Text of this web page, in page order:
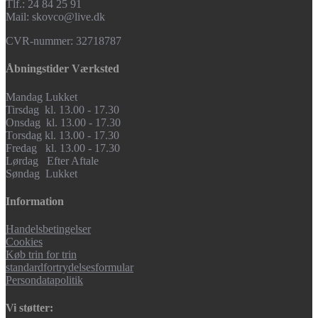
page
Tlf.: 24 84 25 91
Mail: skovco@live.dk
CVR-nummer: 32718787
Åbningstider Værksted
Mandag Lukket
Tirsdag kl. 13.00 - 17.30
Onsdag kl. 13.00 - 17.30
Torsdag kl. 13.00 - 17.30
Fredag kl. 13.00 - 17.30
Lørdag Efter Aftale
Søndag Lukket
Information
Handelsbetingelser
Cookies
Køb trin for trin
standardfortrydelsesformular
Persondatapolitik
Vi støtter: